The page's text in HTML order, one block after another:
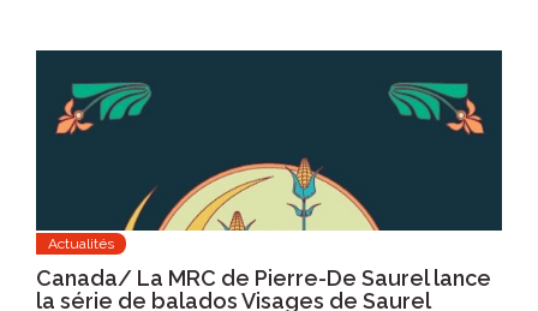
Actualités
Canada/ La MRC de Pierre-De Saurel lance
la série de balados Visages de Saurel